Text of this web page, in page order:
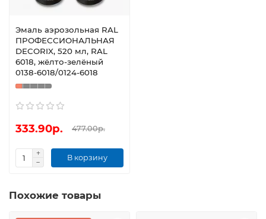
Эмаль аэрозольная RAL
ПРОФЕССИОНАЛЬНАЯ
DECORIX, 520 мл, RAL
6018, жёлто-зелёный
0138-6018/0124-6018
333.90р. 477.00р.
В корзину
Похожие товары